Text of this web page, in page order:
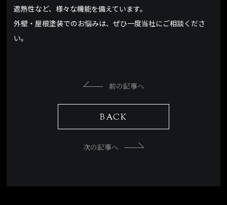
遮熱性など、様々な機能を備えています。
外壁・屋根塗装でのお悩みは、ぜひ一度当社にご相談くださ
い。
前の記事へ
BACK
次の記事へ